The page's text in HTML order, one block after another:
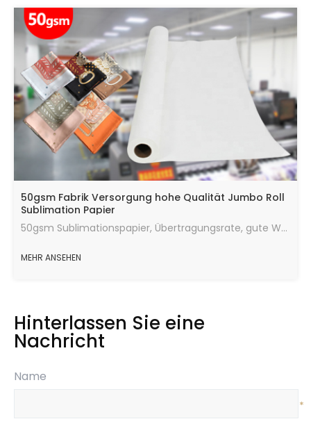
50gsm Fabrik Versorgung hohe Qualität Jumbo Roll
Sublimation Papier
50gsm Sublimationspapier, Übertragungsrate, gute Wärmeübertragungswirkung, die maximale Menge an Tinte, schnelle Trocknungsgeschwindigkeit, laufend in gutem Zustand.
MEHR ANSEHEN
Hinterlassen Sie eine
Nachricht
Name
*